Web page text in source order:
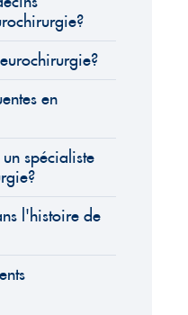
en
spécialiste
l'histoire de